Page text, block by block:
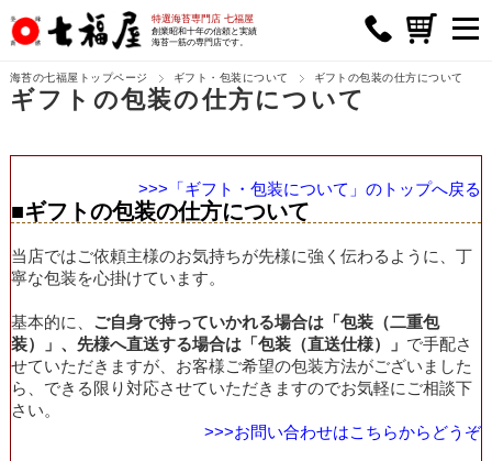
特選海苔専門店 七福屋
創業昭和十年の信頼と実績
海苔一筋の専門店です。
海苔の七福屋トップページ ギフト・包装について ギフトの包装の仕方について
ギフトの包装の仕方について
>>>「ギフト・包装について」のトップへ戻る
■ギフトの包装の仕方について
当店ではご依頼主様のお気持ちが先様に強く伝わるように、丁
寧な包装を心掛けています。
基本的に、 ご自身で持っていかれる場合は「包装（二重包
装）」、先様へ直送する場合は「包装（直送仕様）」 で手配さ
せていただきますが、お客様ご希望の包装方法がございました
ら、できる限り対応させていただきますのでお気軽にご相談下
さい。
>>>お問い合わせはこちらからどうぞ